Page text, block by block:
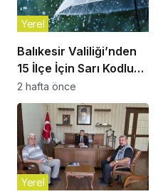
Balıkesir Valiliği’nden
15 İlçe İçin Sarı Kodlu
Gök Gürültülü Sağanak
Uyarısı!
Yerel
2 hafta önce
Yerel